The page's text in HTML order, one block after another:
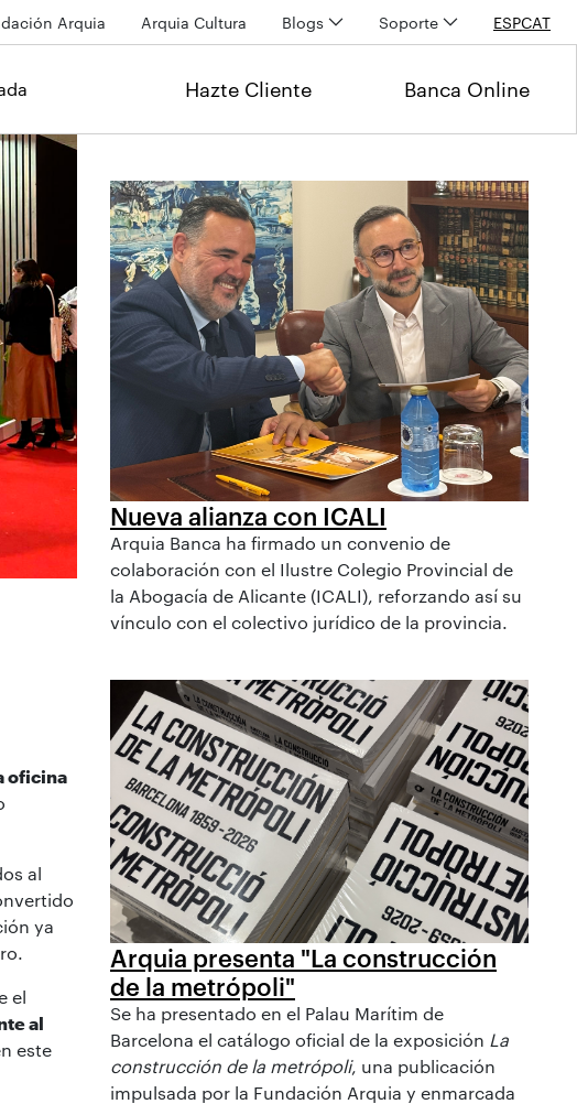
Arquia Arquia Cultura Blogs Soporte ESPCAT
Hazte Cliente Banca Online
oficina
al
ya
el
al
este
Nueva alianza con ICALI
Arquia Banca ha firmado un convenio de
colaboración con el Ilustre Colegio Provincial de
la Abogacía de Alicante (ICALI), reforzando así su
vínculo con el colectivo jurídico de la provincia.
Arquia presenta "La construcción
de la metrópoli"
Se ha presentado en el Palau Marítim de
Barcelona el catálogo oficial de la exposición La
construcción de la metrópoli, una publicación
impulsada por la Fundación Arquia y enmarcada